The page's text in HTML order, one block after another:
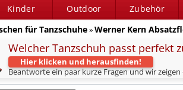
Kinder Outdoor Zubehör
für Tanzschuhe»Werner Kern
Welcher Tanzschuh passt perfekt
Hier klicken und herausfinden!
Beantworte ein paar kurze Fragen und wir